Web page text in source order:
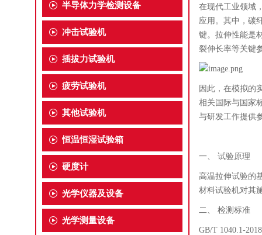
半导体力学检测设备
冲击试验机
插拔力试验机
疲劳试验机
其他试验机
恒温恒湿试验箱
硬度计
光学仪器及设备
光学测量设备
在现代工业领域
应用。其中，碳
键。拉伸性能是
裂伸长率等关键
因此，在模拟的
相关国际与国家
与研发工作提供
一、 试验原理
高温拉伸试验的
材料试验机对其
二、 检测标准
GB/T 1040.1-